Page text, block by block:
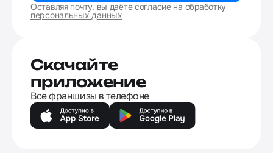
Оставляя почту, вы даёте согласие на обработку
персональных данных
Скачайте
приложение
Все франшизы в телефоне